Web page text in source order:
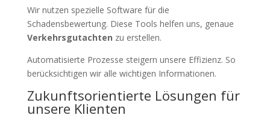
Wir nutzen spezielle Software für die
Schadensbewertung. Diese Tools helfen uns, genaue
Verkehrsgutachten zu erstellen.
Automatisierte Prozesse steigern unsere Effizienz. So
berücksichtigen wir alle wichtigen Informationen.
Zukunftsorientierte Lösungen für
unsere Klienten